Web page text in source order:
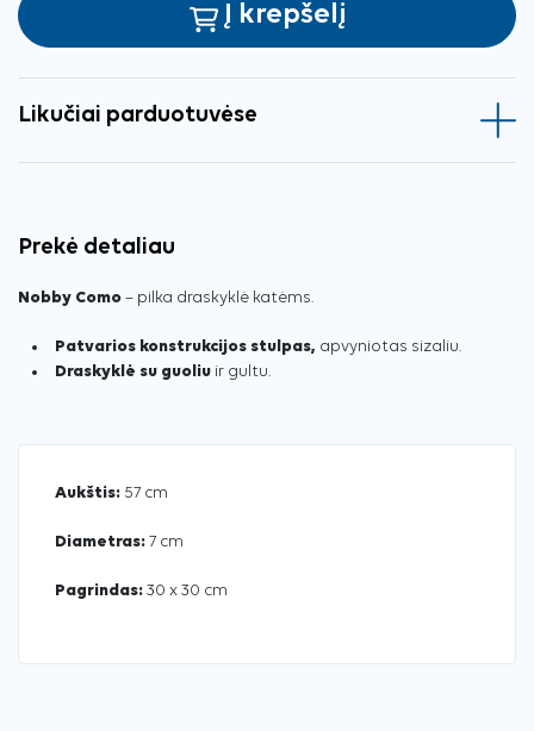
Į krepšelį
Likučiai parduotuvėse
Prekė detaliau
Nobby Como – pilka draskyklė katėms.
Patvarios konstrukcijos stulpas, apvyniotas sizaliu.
Draskyklė su guoliu ir gultu.
Aukštis: 57 cm
Diametras: 7 cm
Pagrindas: 30 x 30 cm